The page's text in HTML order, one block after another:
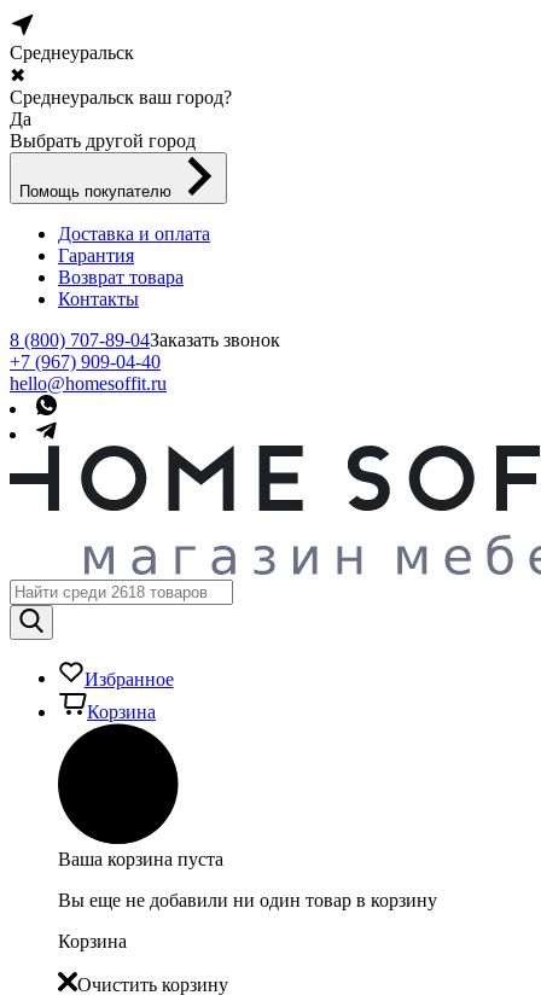
Среднеуральск
✖
Среднеуральск ваш город?
Да
Выбрать другой город
Помощь покупателю
Доставка и оплата
Гарантия
Возврат товара
Контакты
8 (800) 707-89-04Заказать звонок
+7 (967) 909-04-40
hello@homesoffit.ru
Избранное
Корзина
Ваша корзина пуста
Вы еще не добавили ни один товар в корзину
Корзина
Очистить корзину